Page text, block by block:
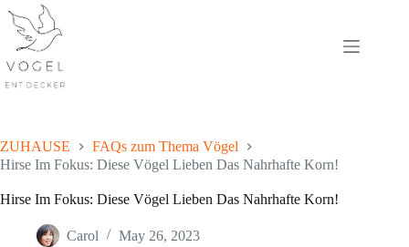
content
ZUHAUSE
FAQs zum Thema Vögel
Hirse Im Fokus: Diese Vögel Lieben Das Nahrhafte Korn!
Hirse Im Fokus: Diese Vögel Lieben Das Nahrhafte Korn!
Carol May 26, 2023